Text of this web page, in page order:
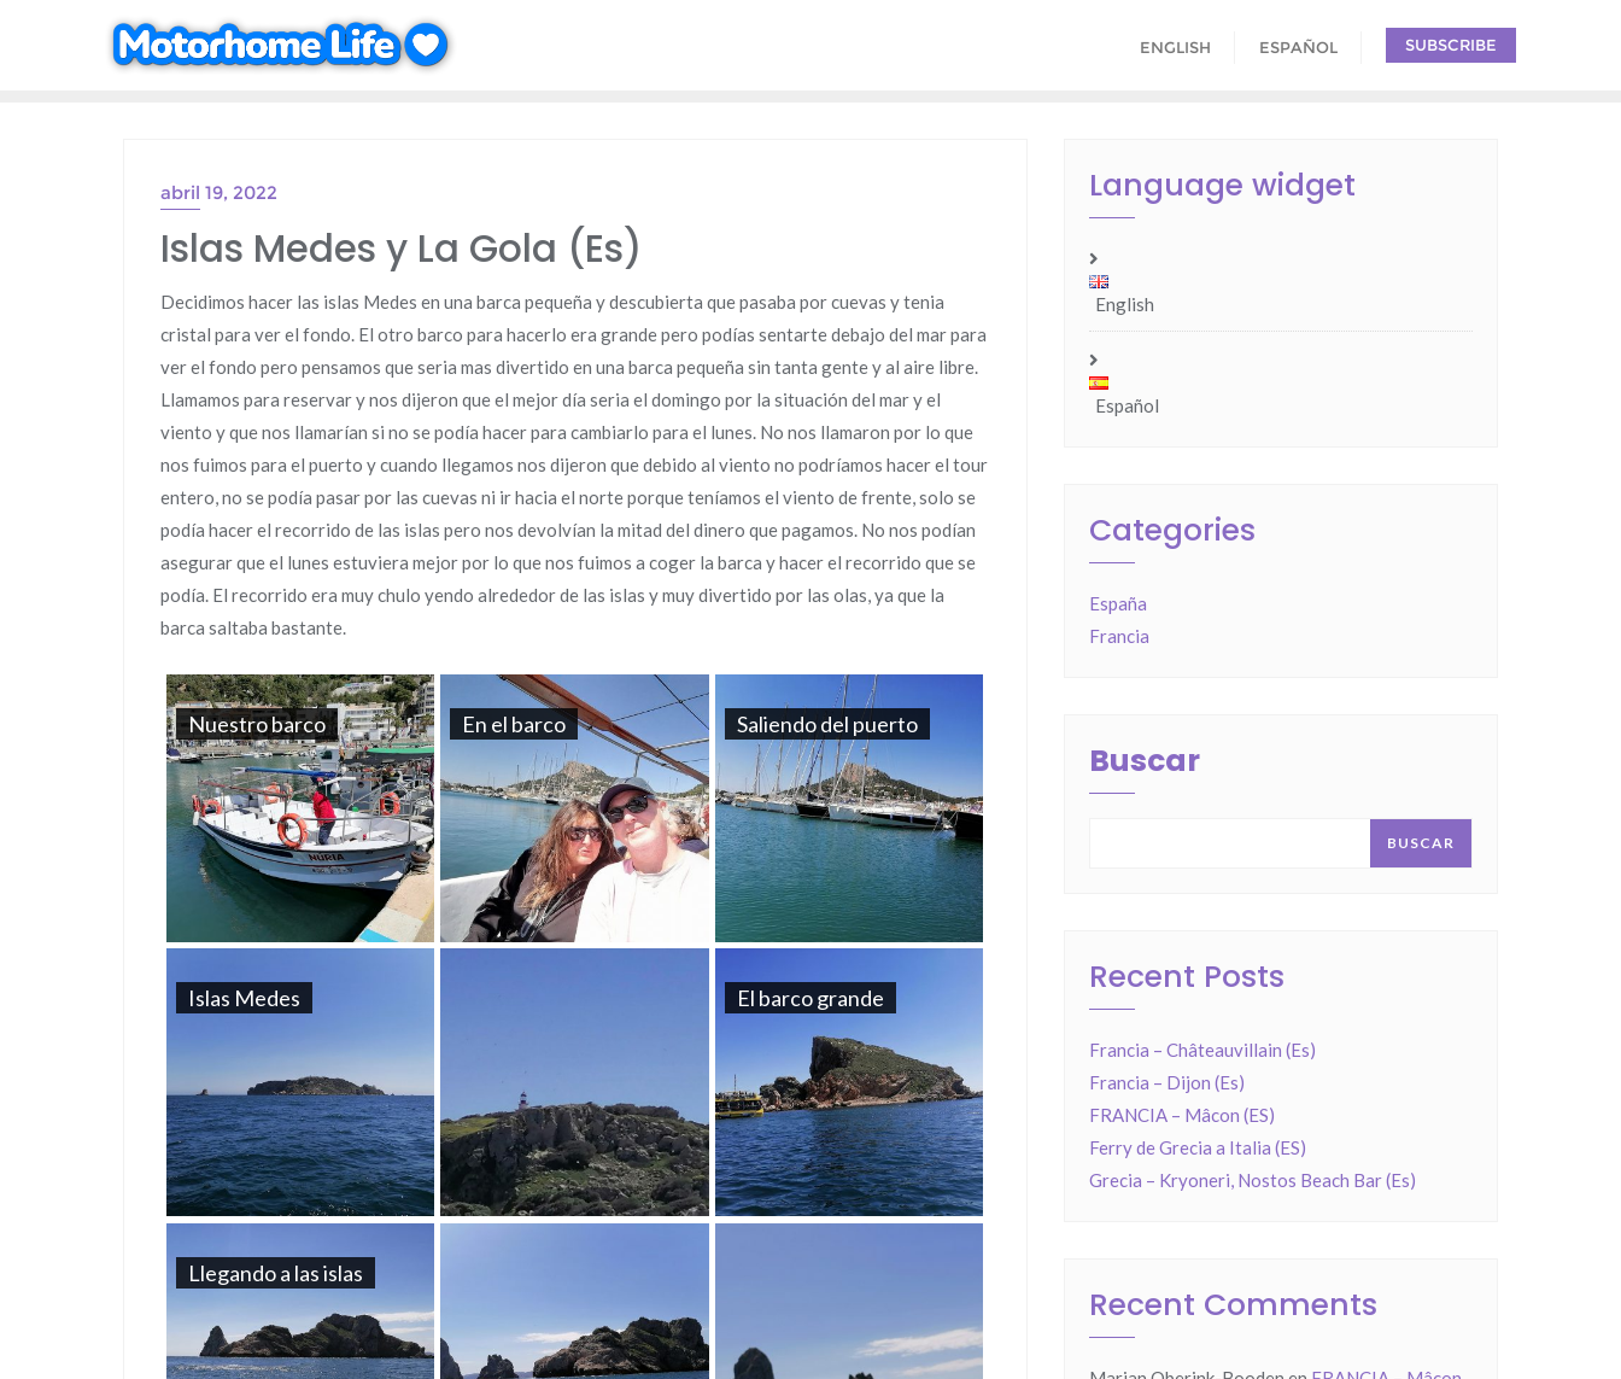
ENGLISH ESPAÑOL SUBSCRIBE
abril 19, 2022
Islas Medes y La Gola (Es)
Decidimos hacer las islas Medes en una barca pequeña y descubierta que pasaba por cuevas y tenia
cristal para ver el fondo. El otro barco para hacerlo era grande pero podías sentarte debajo del mar para
ver el fondo pero pensamos que seria mas divertido en una barca pequeña sin tanta gente y al aire libre.
Llamamos para reservar y nos dijeron que el mejor día seria el domingo por la situación del mar y el
viento y que nos llamarían si no se podía hacer para cambiarlo para el lunes. No nos llamaron por lo que
nos fuimos para el puerto y cuando llegamos nos dijeron que debido al viento no podríamos hacer el tour
entero, no se podía pasar por las cuevas ni ir hacia el norte porque teníamos el viento de frente, solo se
podía hacer el recorrido de las islas pero nos devolvían la mitad del dinero que pagamos. No nos podían
asegurar que el lunes estuviera mejor por lo que nos fuimos a coger la barca y hacer el recorrido que se
podía. El recorrido era muy chulo yendo alrededor de las islas y muy divertido por las olas, ya que la
barca saltaba bastante.
Nuestro barco En el barco Saliendo del puerto
Islas Medes El barco grande
Llegando a las islas
Language widget
English
Español
Categories
España
Francia
Buscar
BUSCAR
Recent Posts
Francia – Châteauvillain (Es)
Francia – Dijon (Es)
FRANCIA – Mâcon (ES)
Ferry de Grecia a Italia (ES)
Grecia – Kryoneri, Nostos Beach Bar (Es)
Recent Comments